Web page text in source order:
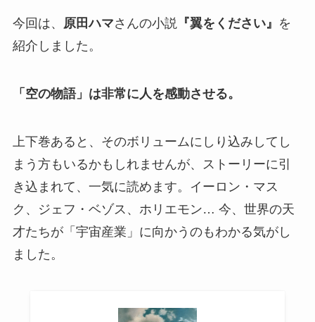
今回は、 原田ハマさんの小説『翼をください』 を
紹介しました。
「空の物語」は非常に人を感動させる。
上下巻あると、そのボリュームにしり込みしてし
まう方もいるかもしれませんが、ストーリーに引
き込まれて、一気に読めます。イーロン・マス
ク、ジェフ・ベゾス、ホリエモン… 今、世界の天
才たちが「宇宙産業」に向かうのもわかる気がし
ました。